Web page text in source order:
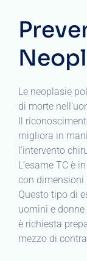
Le neoplasie
di morte
Il
migliora in
l’intervento
L’esame TC è
con dimensioni
Questo tipo di
uomini e
è richiesta
mezzo di